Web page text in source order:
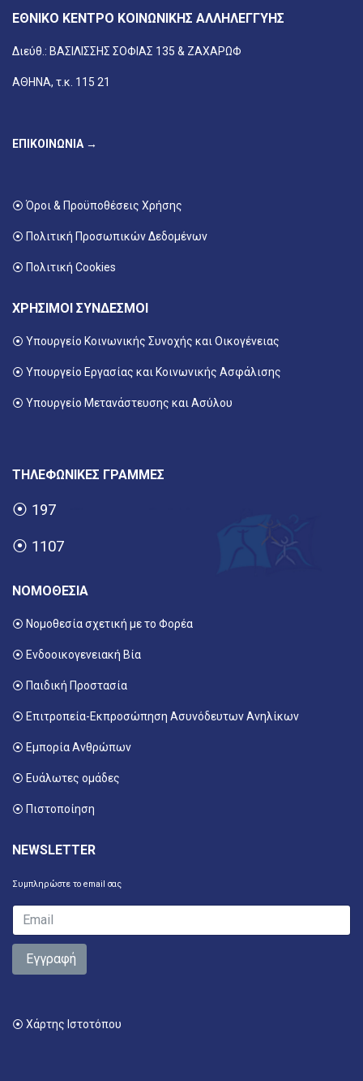
ΕΘΝΙΚΟ ΚΕΝΤΡΟ ΚΟΙΝΩΝΙΚΗΣ ΑΛΛΗΛΕΓΓΥΗΣ
Διεύθ.: ΒΑΣΙΛΙΣΣΗΣ ΣΟΦΙΑΣ 135 & ΖΑΧΑΡΩΦ
ΑΘΗΝΑ, τ.κ. 115 21
ΕΠΙΚΟΙΝΩΝΙΑ →
⦿ Όροι & Προϋποθέσεις Χρήσης
⦿ Πολιτική Προσωπικών Δεδομένων
⦿ Πολιτική Cookies
ΧΡΗΣΙΜΟΙ ΣΥΝΔΕΣΜΟΙ
⦿ Υπουργείο Κοινωνικής Συνοχής και Οικογένειας
⦿ Υπουργείο Εργασίας και Κοινωνικής Ασφάλισης
⦿ Υπουργείο Μετανάστευσης και Ασύλου
ΤΗΛΕΦΩΝΙΚΕΣ ΓΡΑΜΜΕΣ
⦿ 197
⦿ 1107
ΝΟΜΟΘΕΣΙΑ
⦿ Νομοθεσία σχετική με το Φορέα
⦿ Ενδοοικογενειακή Βία
⦿ Παιδική Προστασία
⦿ Επιτροπεία-Εκπροσώπηση Ασυνόδευτων Ανηλίκων
⦿ Εμπορία Ανθρώπων
⦿ Ευάλωτες ομάδες
⦿ Πιστοποίηση
NEWSLETTER
Συμπληρώστε το email σας
Εγγραφή
⦿ Χάρτης Ιστοτόπου